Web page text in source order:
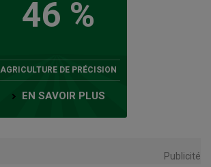
46 %
AGRICULTURE DE PRÉCISION
EN SAVOIR PLUS
Publicité